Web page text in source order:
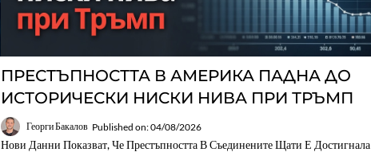
ПРЕСТЪПНОСТТА В АМЕРИКА ПАДНА ДО
ИСТОРИЧЕСКИ НИСКИ НИВА ПРИ ТРЪМП
Георги Бакалов Published on: 04/08/2026
Нови Данни Показват, Че Престъпността В Съединените Щати Е Достигнала